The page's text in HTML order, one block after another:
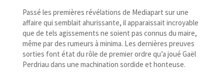
Passé les premières révélations de Mediapart sur une
affaire qui semblait ahurissante, il apparaissait incroyable
que de tels agissements ne soient pas connus du maire,
même par des rumeurs à minima. Les dernières preuves
sorties font état du rôle de premier ordre qu’a joué Gaël
Perdriau dans une machination sordide et honteuse.